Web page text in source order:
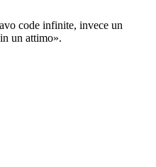
code infinite, invece un
un attimo».